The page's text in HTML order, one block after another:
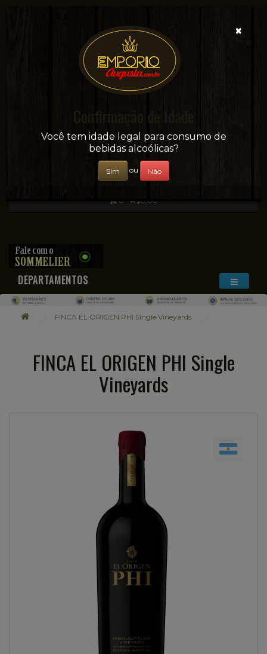
Sua conveniência e adega on-line!
0 - R$0,00
DEPARTAMENTOS
FINCA EL ORIGEN PHI Single Vineyards
FINCA EL ORIGEN PHI Single
Vineyards
×
Confirmação de Idade
Você tem idade legal para consumo de
bebidas alcoólicas?
Sim ou Não